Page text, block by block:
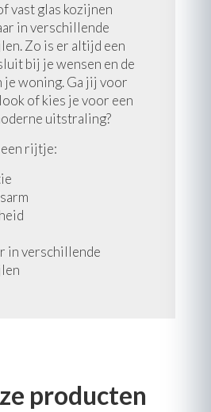
vast glas kozijnen
in verschillende
Zo is er altijd een
bij je wensen en de
je woning. Ga jij voor
of kies je voor een
uitstraling?
rijtje:
in verschillende
producten